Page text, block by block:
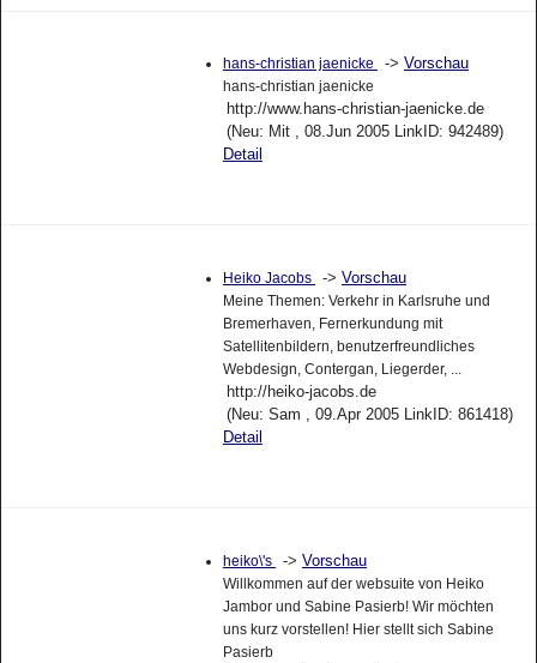
hans-christian jaenicke -> Vorschau
hans-christian jaenicke
http://www.hans-christian-jaenicke.de
(Neu: Mit , 08.Jun 2005 LinkID: 942489)
Detail
Heiko Jacobs -> Vorschau
Meine Themen: Verkehr in Karlsruhe und
Bremerhaven, Fernerkundung mit
Satellitenbildern, benutzerfreundliches
Webdesign, Contergan, Liegerder, ...
http://heiko-jacobs.de
(Neu: Sam , 09.Apr 2005 LinkID: 861418)
Detail
heiko\'s -> Vorschau
Willkommen auf der websuite von Heiko
Jambor und Sabine Pasierb! Wir möchten
uns kurz vorstellen! Hier stellt sich Sabine
Pasierb